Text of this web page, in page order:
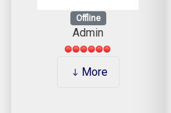
Offline
Admin
More